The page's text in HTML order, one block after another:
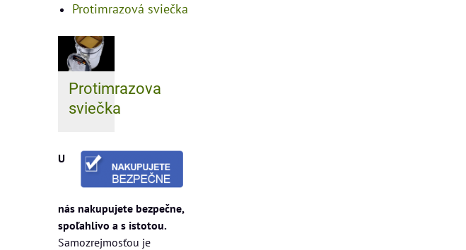
Protimrazová sviečka
Protimrazova
sviečka
U
nás nakupujete bezpečne,
spoľahlivo a s istotou.
Samozrejmosťou je